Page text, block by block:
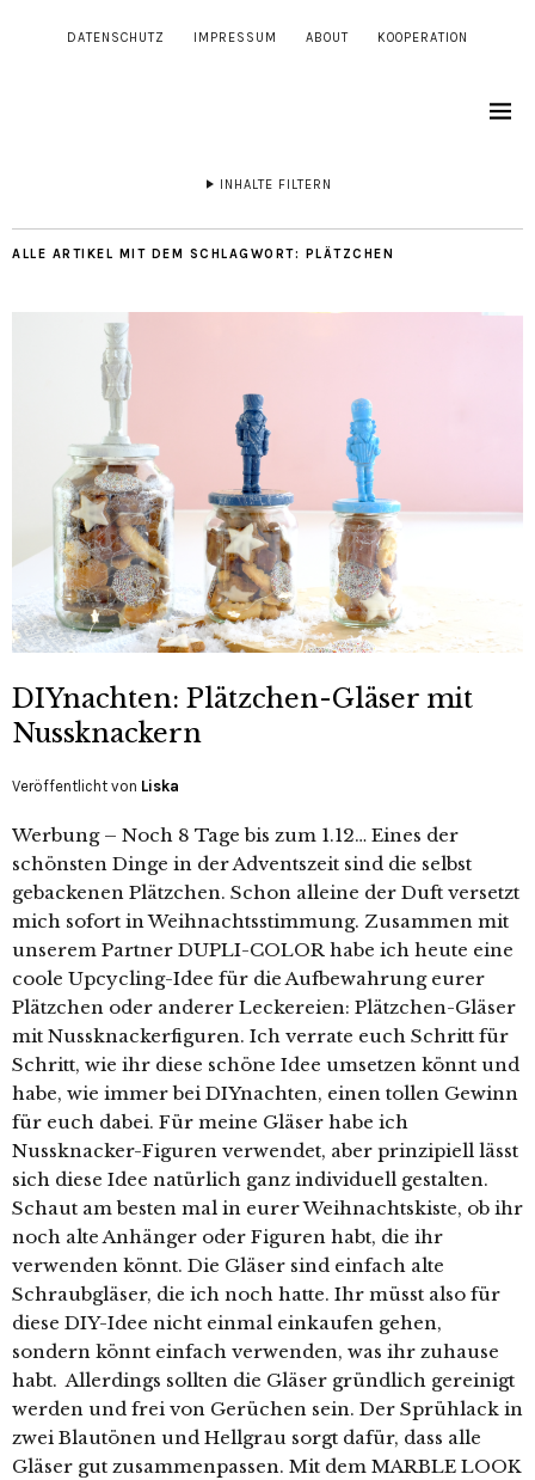
DATENSCHUTZ IMPRESSUM ABOUT KOOPERATION
INHALTE FILTERN
ALLE ARTIKEL MIT DEM SCHLAGWORT: PLÄTZCHEN
DIYnachten: Plätzchen-Gläser mit
Nussknackern
Veröffentlicht von Liska
Werbung – Noch 8 Tage bis zum 1.12… Eines der
schönsten Dinge in der Adventszeit sind die selbst
gebackenen Plätzchen. Schon alleine der Duft versetzt
mich sofort in Weihnachtsstimmung. Zusammen mit
unserem Partner DUPLI-COLOR habe ich heute eine
coole Upcycling-Idee für die Aufbewahrung eurer
Plätzchen oder anderer Leckereien: Plätzchen-Gläser
mit Nussknackerfiguren. Ich verrate euch Schritt für
Schritt, wie ihr diese schöne Idee umsetzen könnt und
habe, wie immer bei DIYnachten, einen tollen Gewinn
für euch dabei. Für meine Gläser habe ich
Nussknacker-Figuren verwendet, aber prinzipiell lässt
sich diese Idee natürlich ganz individuell gestalten.
Schaut am besten mal in eurer Weihnachtskiste, ob ihr
noch alte Anhänger oder Figuren habt, die ihr
verwenden könnt. Die Gläser sind einfach alte
Schraubgläser, die ich noch hatte. Ihr müsst also für
diese DIY-Idee nicht einmal einkaufen gehen,
sondern könnt einfach verwenden, was ihr zuhause
habt. Allerdings sollten die Gläser gründlich gereinigt
werden und frei von Gerüchen sein. Der Sprühlack in
zwei Blautönen und Hellgrau sorgt dafür, dass alle
Gläser gut zusammenpassen. Mit dem MARBLE LOOK